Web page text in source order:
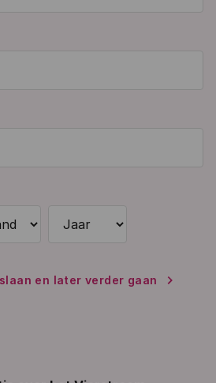
Jaar
en later verder gaan